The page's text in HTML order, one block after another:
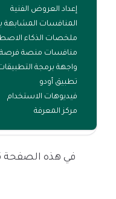
إعداد العروض الفنية
المنافسات المشابهة
ملخصات الذكاء
منافسات منصة فرصة
واجهة برمجة
تطبيق أودو
فيديوهات الاستخدام
مركز المعرفة
في هذه الصفحة 15 من مجموع 77 منافسة